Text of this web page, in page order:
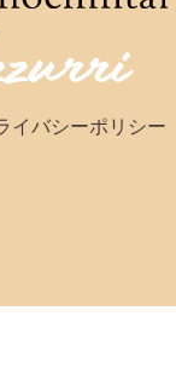
イバシーポリシー